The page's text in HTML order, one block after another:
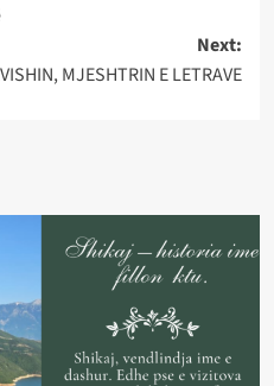
Next:
MJESHTRIN E LETRAVE